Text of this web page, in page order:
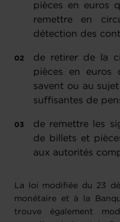
pièces en euros
remettre en
détection des
de retirer de la
pièces en euros
savent ou au
suffisantes de
de remettre les
de billets et
aux autorités
La loi modifiée du 23
monétaire et à la
trouve également